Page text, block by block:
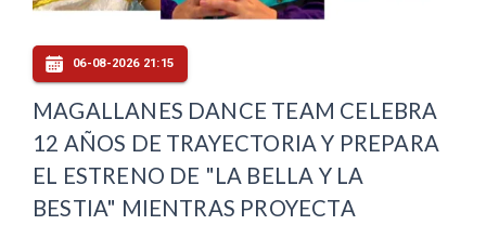
06-08-2026 21:15
MAGALLANES DANCE TEAM CELEBRA
12 AÑOS DE TRAYECTORIA Y PREPARA
EL ESTRENO DE "LA BELLA Y LA
BESTIA" MIENTRAS PROYECTA